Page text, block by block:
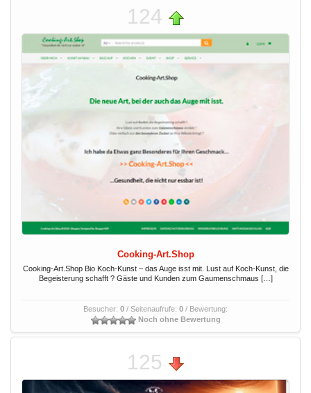
124
Cooking-Art.Shop
Cooking-Art.Shop Bio Koch-Kunst – das Auge isst mit. Lust auf Koch-Kunst, die
Begeisterung schafft ? Gäste und Kunden zum Gaumenschmaus […]
Besucher: 0 / Seitenaufrufe: 0 / Bewertung:
Noch ohne Bewertung
125